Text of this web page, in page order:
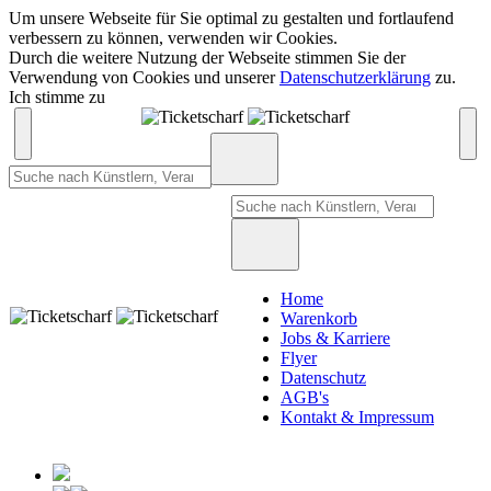
Um unsere Webseite für Sie optimal zu gestalten und fortlaufend
verbessern zu können, verwenden wir Cookies.
Durch die weitere Nutzung der Webseite stimmen Sie der
Verwendung von Cookies und unsererDatenschutzerklärung zu.
Ich stimme zu
Home
Warenkorb
Jobs & Karriere
Flyer
Datenschutz
AGB's
Kontakt & Impressum